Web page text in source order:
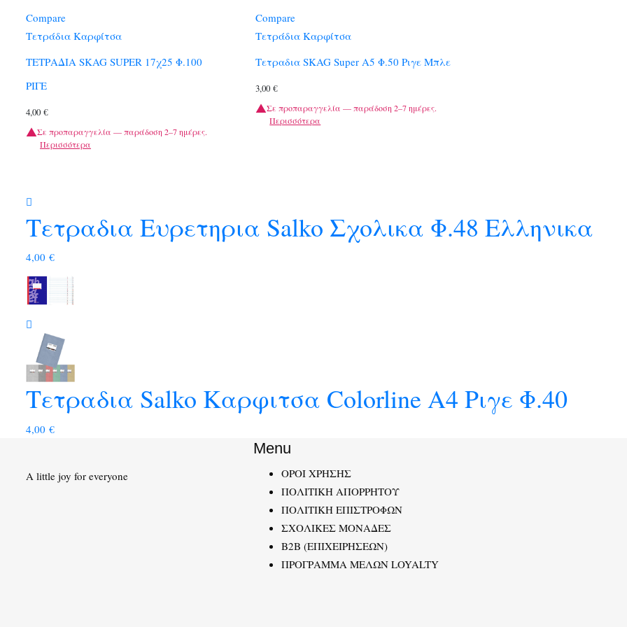
Compare
Τετράδια Καρφίτσα
ΤΕΤΡΑΔΙΑ SKAG SUPER 17χ25 Φ.100
ΡΙΓΕ
4,00 €
Σε προπαραγγελία — παράδοση 2–7 ημέρες.
Περισσότερα
Compare
Τετράδια Καρφίτσα
Τετραδια SKAG Super Α5 Φ.50 Ριγε Μπλε
3,00€
Σε προπαραγγελία — παράδοση 2–7 ημέρες.
Περισσότερα
Τετραδια Ευρετηρια Salko Σχολικα Φ.48 Ελληνικα
4,00 €
Τετραδια Salko Καρφιτσα Colorline Α4 Ριγε Φ.40
4,00 €
A little joy for everyone
Menu
ΟΡΟΙ ΧΡΗΣΗΣ
ΠΟΛΙΤΙΚΗ ΑΠΟΡΡΗΤΟΥ
ΠΟΛΙΤΙΚΗ ΕΠΙΣΤΡΟΦΩΝ
ΣΧΟΛΙΚΕΣ ΜΟΝΑΔΕΣ
B2B (ΕΠΙΧΕΙΡΗΣΕΩΝ)
ΠΡΟΓΡΑΜΜΑ ΜΕΛΩΝ LOYALTY